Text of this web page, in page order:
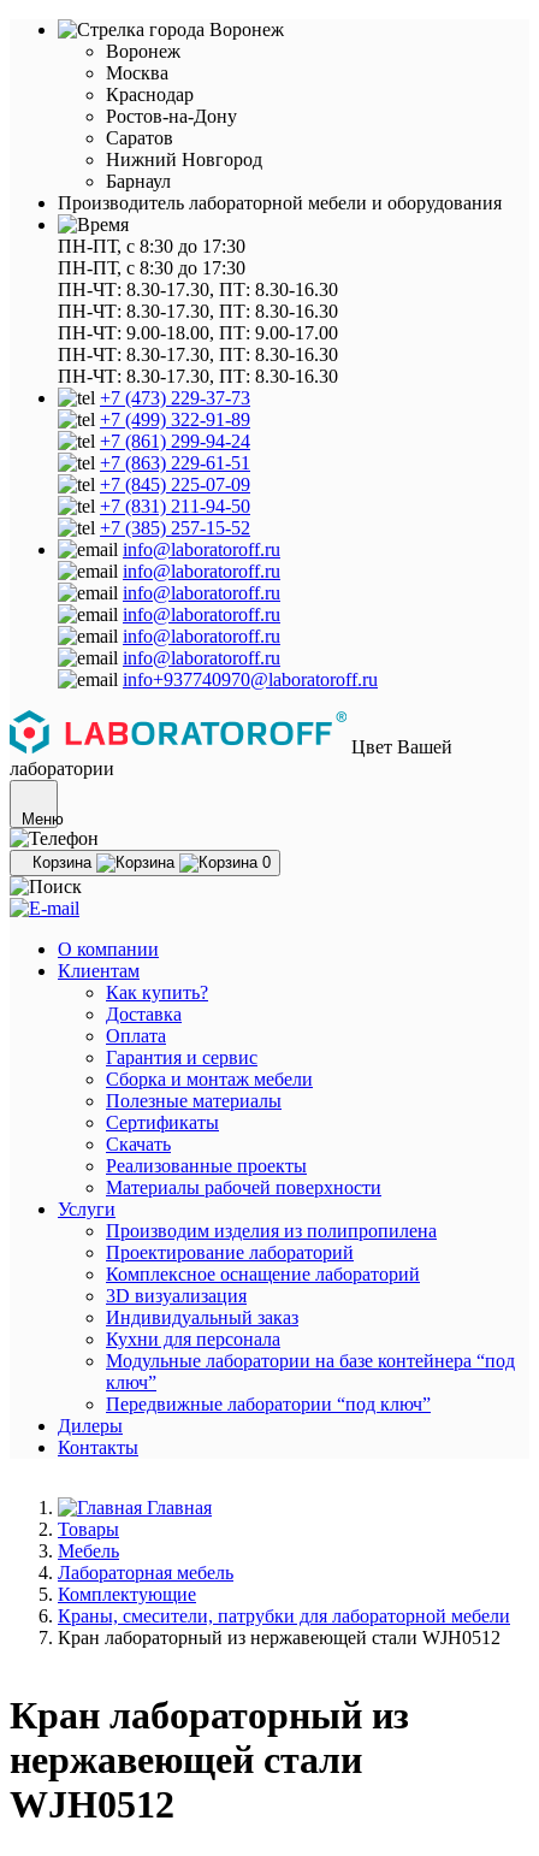
Воронеж
Воронеж
Москва
Краснодар
Ростов-на-Дону
Саратов
Нижний Новгород
Барнаул
Производитель лабораторной мебели и оборудования
ПН-ПТ, с 8:30 до 17:30
ПН-ПТ, с 8:30 до 17:30
ПН-ЧТ: 8.30-17.30, ПТ: 8.30-16.30
ПН-ЧТ: 8.30-17.30, ПТ: 8.30-16.30
ПН-ЧТ: 9.00-18.00, ПТ: 9.00-17.00
ПН-ЧТ: 8.30-17.30, ПТ: 8.30-16.30
ПН-ЧТ: 8.30-17.30, ПТ: 8.30-16.30
+7 (473) 229-37-73
+7 (499) 322-91-89
+7 (861) 299-94-24
+7 (863) 229-61-51
+7 (845) 225-07-09
+7 (831) 211-94-50
+7 (385) 257-15-52
info@laboratoroff.ru
info@laboratoroff.ru
info@laboratoroff.ru
info@laboratoroff.ru
info@laboratoroff.ru
info@laboratoroff.ru
info+937740970@laboratoroff.ru
Цвет Вашей
лаборатории
Меню
Корзина 0
О компании
Клиентам
Как купить?
Доставка
Оплата
Гарантия и сервис
Сборка и монтаж мебели
Полезные материалы
Сертификаты
Скачать
Реализованные проекты
Материалы рабочей поверхности
Услуги
Производим изделия из полипропилена
Проектирование лабораторий
Комплексное оснащение лабораторий
3D визуализация
Индивидуальный заказ
Кухни для персонала
Модульные лаборатории на базе контейнера “под
ключ”
Передвижные лаборатории “под ключ”
Дилеры
Контакты
Главная
Товары
Мебель
Лабораторная мебель
Комплектующие
Краны, смесители, патрубки для лабораторной мебели
Кран лабораторный из нержавеющей стали WJH0512
Кран лабораторный из
нержавеющей стали
WJH0512